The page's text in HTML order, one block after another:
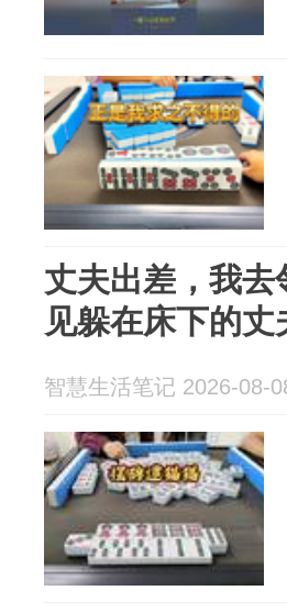
丈夫出差，我
见躲在床下的丈
智慧生活笔记 2026-08-